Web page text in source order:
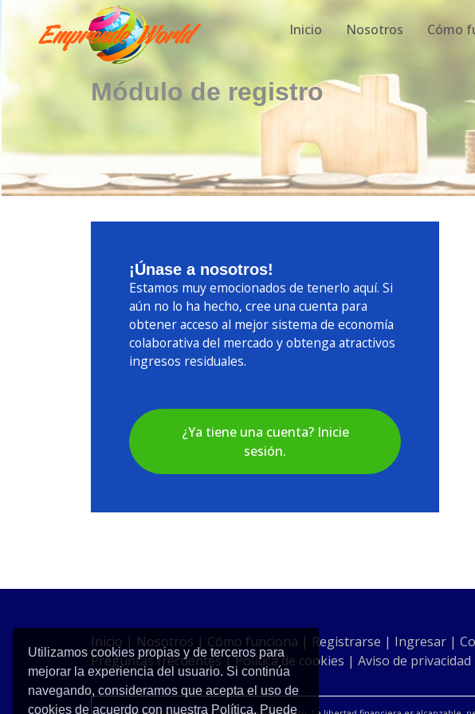
Inicio Nosotros Cómo
Módulo de registro
¡Únase a nosotros!
Estamos muy emocionados de tenerlo aquí. Si
aún no lo ha hecho, cree una cuenta para
obtener acceso al mejor sistema de economía
colaborativa del mercado y obtenga atractivos
ingresos residuales.
¿Ya tiene una cuenta? Inicie
sesión.
Utilizamos cookies propias y de terceros para
mejorar la experiencia del usuario. Si continúa
navegando, consideramos que acepta el uso de
cookies de acuerdo con nuestra Política. Puede
Inicio | Nosotros | Cómo funciona | Registrarse | Ingresar |
Preguntas frecuentes|Política de cookies | Aviso de privacidad